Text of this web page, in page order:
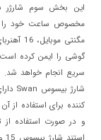
این بخش سوم شارژر
مخصوص ساعت خود را
مگنتی
گوشی را ایمن کرده است
و در صورت استفاده از